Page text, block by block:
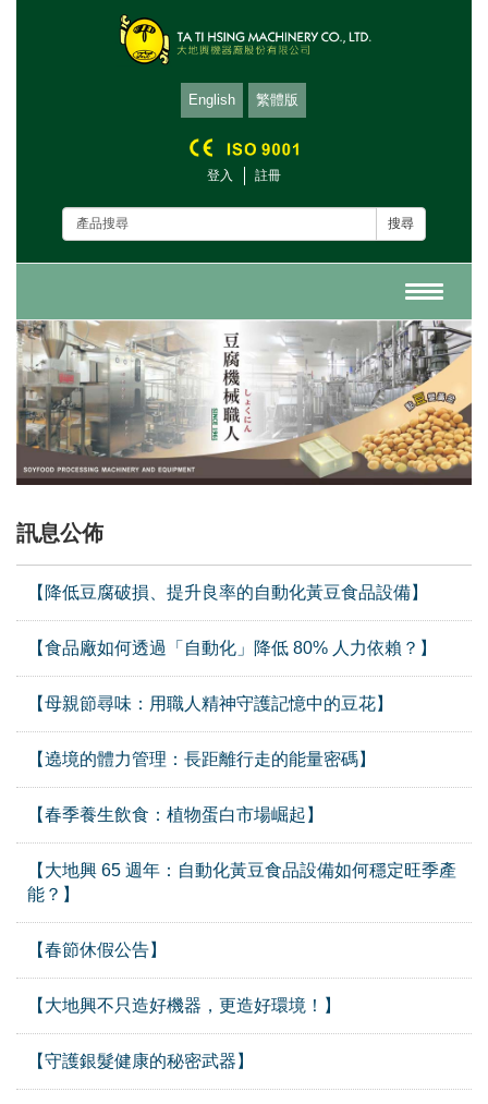
English 繁體版
登入 註冊
搜尋
訊息公佈
【降低豆腐破損、提升良率的自動化黃豆食品設備】
【食品廠如何透過「自動化」降低 80% 人力依賴？】
【母親節尋味：用職人精神守護記憶中的豆花】
【遶境的體力管理：長距離行走的能量密碼】
【春季養生飲食：植物蛋白市場崛起】
【大地興 65 週年：自動化黃豆食品設備如何穩定旺季產
能？】
【春節休假公告】
【大地興不只造好機器，更造好環境！】
【守護銀髮健康的秘密武器】